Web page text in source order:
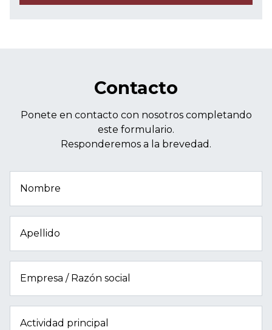
Contacto
Ponete en contacto con nosotros completando
este formulario.
Responderemos a la brevedad.
Nombre
Apellido
Empresa / Razón social
Actividad principal